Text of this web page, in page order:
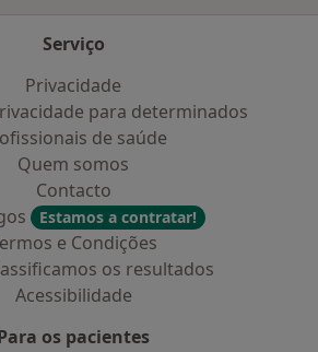
Serviço
Privacidade
para determinados
de saúde
Quem somos
Contacto
Estamos a contratar!
e Condições
os resultados
Acessibilidade
os pacientes